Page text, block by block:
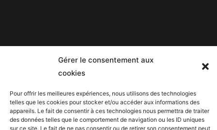
Gérer le consentement aux
cookies
Pour offrir les meilleures expériences, nous utilisons des technologies
telles que les cookies pour stocker et/ou accéder aux informations des
appareils. Le fait de consentir à ces technologies nous permettra de traiter
des données telles que le comportement de navigation ou les ID uniques
sur ce site. Le fait de ne pas consentir ou de retirer son consentement peut
Politique de confidentialité
Twitter
Contact